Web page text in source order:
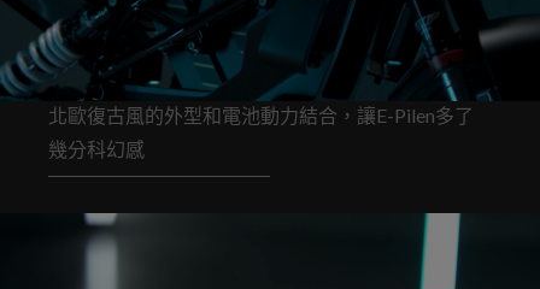
北歐復古風的外型和電池動力結合，讓E-Pilen多了
幾分科幻感